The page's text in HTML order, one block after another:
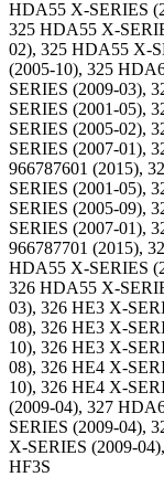
HDA55 X-SERIES
325 HDA55 X-
02), 325 HDA55 X-
(2005-10), 325
SERIES (2009-03),
SERIES (2001-05),
SERIES (2005-02),
SERIES (2007-01),
966787601 (2015),
SERIES (2001-05),
SERIES (2005-09),
SERIES (2007-01),
966787701 (2015),
HDA55 X-SERIES
326 HDA55 X-
03), 326 HE3 X-
08), 326 HE3 X-
10), 326 HE3 X-
08), 326 HE4 X-
10), 326 HE4 X-
(2009-04), 327
SERIES (2009-04),
X-SERIES (2009-
HF3S